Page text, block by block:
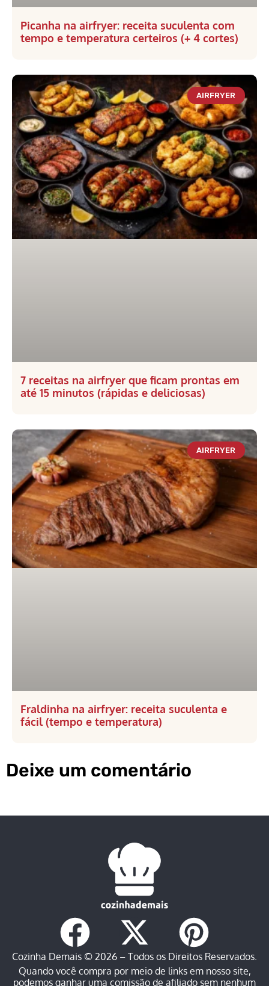
Picanha na airfryer: receita suculenta com
tempo e temperatura certeiros (+ 4 cortes)
AIRFRYER
7 receitas na airfryer que ficam prontas em
até 15 minutos (rápidas e deliciosas)
AIRFRYER
Fraldinha na airfryer: receita suculenta e
fácil (tempo e temperatura)
Deixe um comentário
Cozinha Demais © 2026 – Todos os Direitos Reservados.
Quando você compra por meio de links em nosso site,
podemos ganhar uma comissão de afiliado sem nenhum